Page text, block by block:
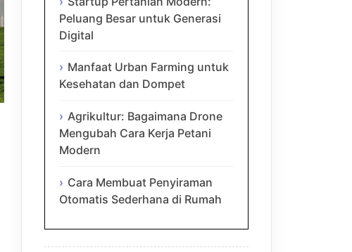
Peluang Besar untuk Generasi
Digital
Manfaat Urban Farming untuk
Kesehatan dan Dompet
Agrikultur: Bagaimana Drone
Mengubah Cara Kerja Petani
Modern
Cara Membuat Penyiraman
Otomatis Sederhana di Rumah